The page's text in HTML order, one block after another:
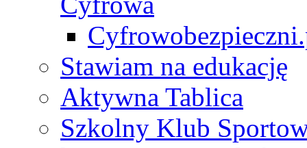
Stawiam na edukację
Aktywna Tablica
Szkolny Klub